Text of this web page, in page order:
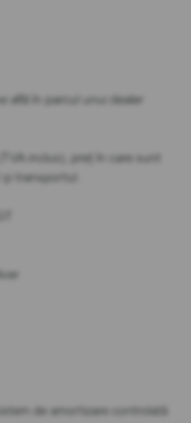
află în parcul unui dealer
inclus), preț în care sunt
transportul.
de amortizare controlată